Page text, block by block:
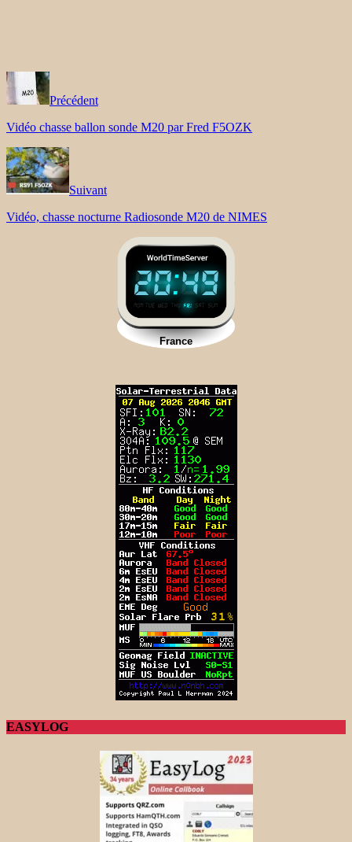
Précédent
Vidéo chasse ballon sonde M20 par Fred F5OZK
Suivant
Vidéo, chasse nocturne Radiosonde M20 de NIMES
EASYLOG